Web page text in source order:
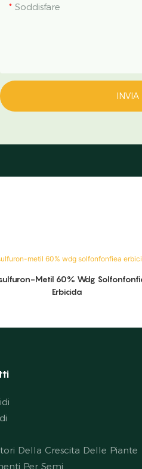
Soddisfare
Metil 60% Wdg
Erbicida
Della Crescita Delle Piante
Per Semi